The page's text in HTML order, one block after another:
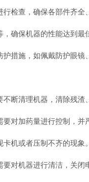
检查，确保各部件齐全
确保机器的性能达到最
措施，如佩戴防护眼镜
断清理机器，清除残渣
对加药量进行控制，并
机或者压制不齐的现象‌
对机器进行清洁，关闭